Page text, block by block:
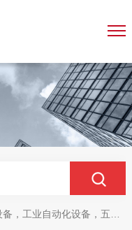
，五金产品，电线电缆，金属材料，电子